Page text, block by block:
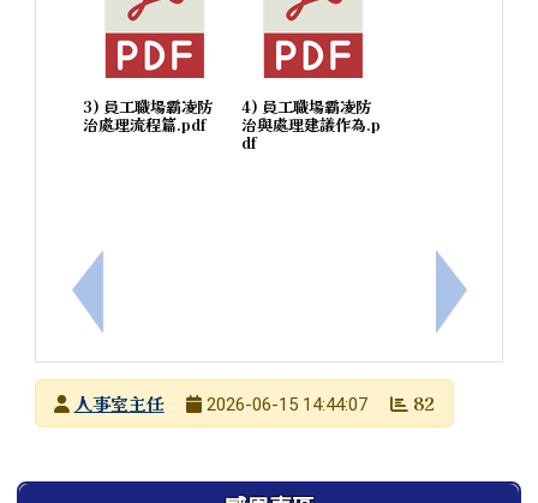
上一筆：禁止性騷擾公開揭示
3) 員工職場霸凌防
治處理流程篇.pdf
4) 員工職場霸凌防
治與處理建議作為.p
df
下一筆：
發布者人事室主任
2026-06-15 14:44:07 82